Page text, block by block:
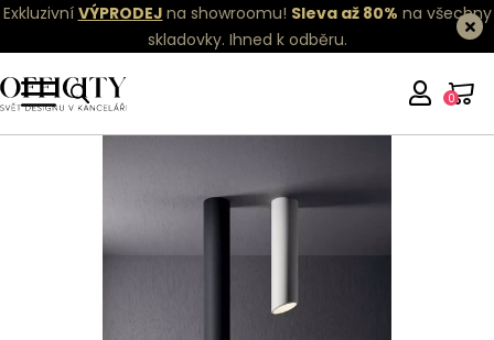
Exkluzivní VÝPRODEJ na showroomu! Sleva až 80% na všechny
skladovky. Ihned k odběru.
0